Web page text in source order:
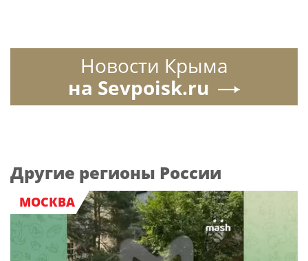
Новости Крыма
на Sevpoisk.ru
Другие регионы России
МОСКВА